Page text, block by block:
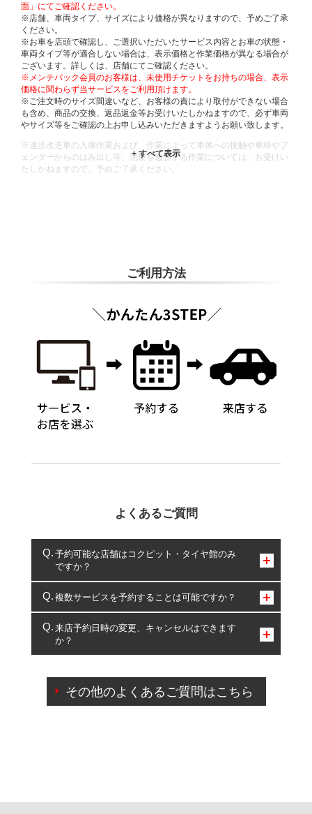
面」にてご確認ください。
※店舗、車両タイプ、サイズにより価格が異なりますので、予めご了承
ください。
※お車を店頭で確認し、ご選択いただいたサービス内容とお車の状態・
車両タイプ等が適合しない場合は、表示価格と作業価格が異なる場合が
ございます。詳しくは、店舗にてご確認ください。
※メンテパック会員のお客様は、未使用チケットをお持ちの場合、表示
価格に関わらず当サービスをご利用頂けます。
※ご注文時のサイズ間違いなど、お客様の責により取付ができない場合
も含め、商品の交換、返品返金等お受けいたしかねますので、必ず車両
やサイズ等をご確認の上お申し込みいただきますようお願い致します。
※違法改造車の入庫作業および、作業によって車体への接触や車枠やフ
ェンダーからのはみ出し等、法規を逸脱する作業については、お受けい
たしかねますので、予めご了承ください。
ご利用方法
よくあるご質問
予約可能な店舗はコクピット・タイヤ館のみ
ですか？
コクピット・タイヤ館のみとなります。
複数サービスを予約することは可能ですか？
複数サービスのご予約は可能です。
一部の商品・サービスの組み合わせに限り、同時にご予約が
出来ないものもございます。
来店予約日時の変更、キャンセルはできます
か？
ご来店予約日の3営業日前を過ぎている場合のご予約
の日時変更につきましては、直接ご予約の店舗まで
その他のよくあるご質問はこちら